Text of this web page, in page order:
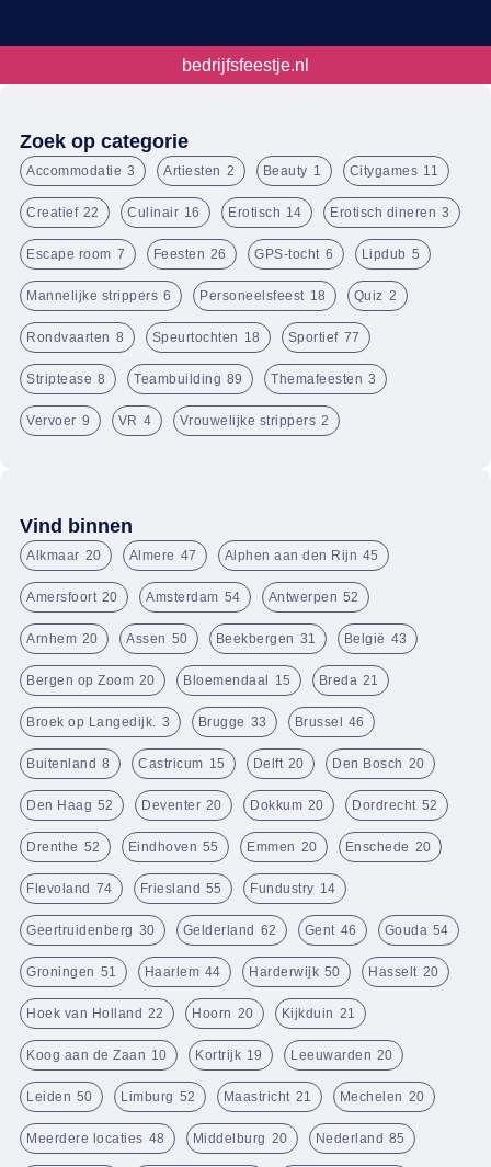
bedrijfsfeestje.nl
Zoek op categorie
Accommodatie 3 Artiesten 2 Beauty 1 Citygames 11
Creatief 22 Culinair 16 Erotisch 14 Erotisch dineren 3
Escape room 7 Feesten 26 GPS-tocht 6 Lipdub 5
Mannelijke strippers 6 Personeelsfeest 18 Quiz 2
Rondvaarten 8 Speurtochten 18 Sportief 77
Striptease 8 Teambuilding 89 Themafeesten 3
Vervoer 9 VR 4 Vrouwelijke strippers 2
Vind binnen
Alkmaar 20 Almere 47 Alphen aan den Rijn 45
Amersfoort 20 Amsterdam 54 Antwerpen 52
Arnhem 20 Assen 50 Beekbergen 31 België 43
Bergen op Zoom 20 Bloemendaal 15 Breda 21
Broek op Langedijk. 3 Brugge 33 Brussel 46
Buitenland 8 Castricum 15 Delft 20 Den Bosch 20
Den Haag 52 Deventer 20 Dokkum 20 Dordrecht 52
Drenthe 52 Eindhoven 55 Emmen 20 Enschede 20
Flevoland 74 Friesland 55 Fundustry 14
Geertruidenberg 30 Gelderland 62 Gent 46 Gouda 54
Groningen 51 Haarlem 44 Harderwijk 50 Hasselt 20
Hoek van Holland 22 Hoorn 20 Kijkduin 21
Koog aan de Zaan 10 Kortrijk 19 Leeuwarden 20
Leiden 50 Limburg 52 Maastricht 21 Mechelen 20
Meerdere locaties 48 Middelburg 20 Nederland 85